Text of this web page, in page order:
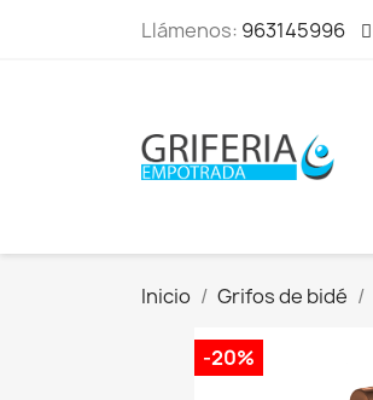
Llámenos: 963145996
Inicio Grifos de bidé
-20%